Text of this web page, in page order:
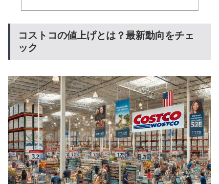
コストコの値上げとは？最新動向をチェ
ック